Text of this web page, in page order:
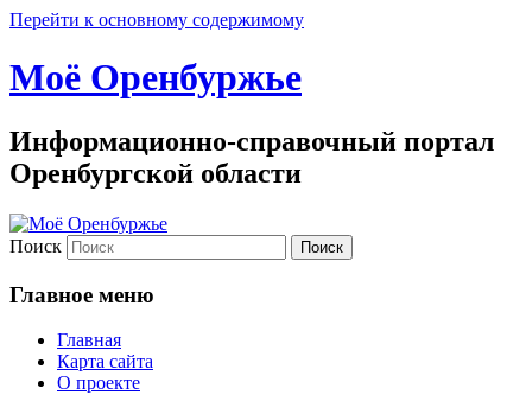
Перейти к основному содержимому
Моё Оренбуржье
Информационно-справочный портал
Оренбургской области
Поиск
Главное меню
Главная
Карта сайта
О проекте